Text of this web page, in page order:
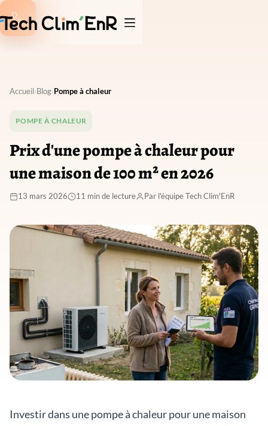
Accueil›Blog›Pompe à chaleur
POMPE À CHALEUR
Prix d'une pompe à chaleur pour
une maison de 100 m² en 2026
13 mars 2026 11 min de lecture Par l'équipe Tech Clim'EnR
Investir dans une pompe à chaleur pour une maison
